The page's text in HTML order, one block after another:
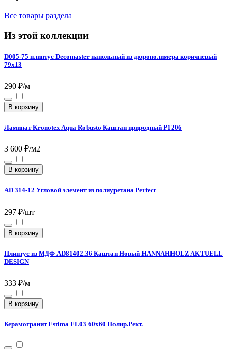
Все товары раздела
Из этой коллекции
D005-75 плинтус Decomaster напольный из дюрополимера коричневый
79х13
290 ₽/м
В корзину
Ламинат Kronotex Aqua Robusto Каштан природный P1206
3 600 ₽/м2
В корзину
AD 314-12 Угловой элемент из полиуретана Perfect
297 ₽/шт
В корзину
Плинтус из МДФ AD81402.36 Каштан Новый HANNAHHOLZ AKTUELL
DESIGN
333 ₽/м
В корзину
Керамогранит Estima EL03 60x60 Полир.Рект.